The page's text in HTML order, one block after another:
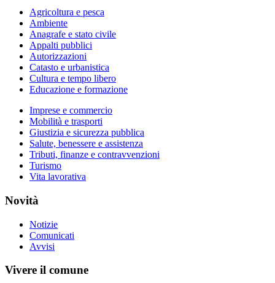
Agricoltura e pesca
Ambiente
Anagrafe e stato civile
Appalti pubblici
Autorizzazioni
Catasto e urbanistica
Cultura e tempo libero
Educazione e formazione
Imprese e commercio
Mobilità e trasporti
Giustizia e sicurezza pubblica
Salute, benessere e assistenza
Tributi, finanze e contravvenzioni
Turismo
Vita lavorativa
Novità
Notizie
Comunicati
Avvisi
Vivere il comune